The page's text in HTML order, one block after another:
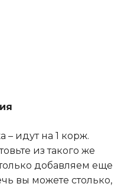
идут на 1 корж.
из такого же
добавляем еще
вы можете столько,